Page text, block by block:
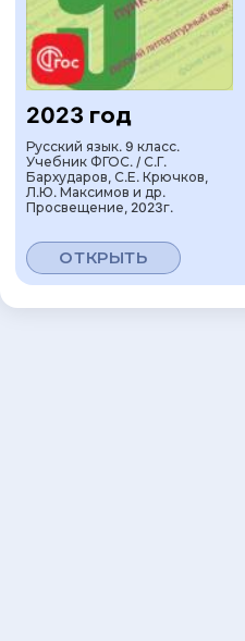
2023 год
Русский язык. 9 класс.
Учебник ФГОС. / С.Г.
Бархударов, С.Е. Крючков,
Л.Ю. Максимов и др.
Просвещение, 2023г.
ОТКРЫТЬ